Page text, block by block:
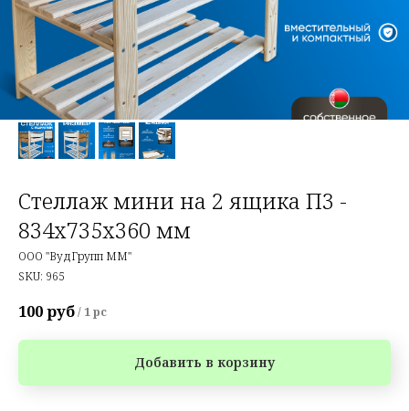
Стеллаж мини на 2 ящика П3 -
834х735х360 мм
ООО "ВудГрупп ММ"
SKU: 965
100руб/ 1 pc
Добавить в корзину